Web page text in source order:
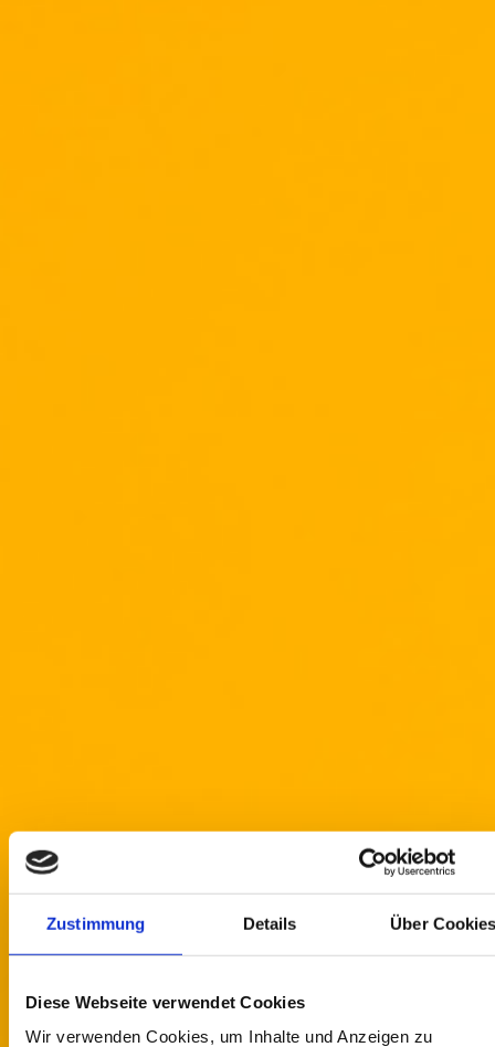
Zustimmung Details Über
Diese Webseite verwendet Cookies
Wir verwenden Cookies, um Inhalte und Anzeigen zu